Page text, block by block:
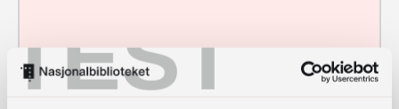
TEST